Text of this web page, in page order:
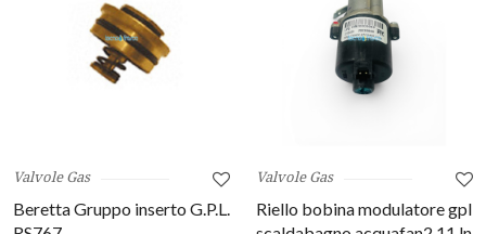
Valvole Gas
Beretta Gruppo inserto G.P.L.
Valvole Gas
Riello bobina modulatore gpl